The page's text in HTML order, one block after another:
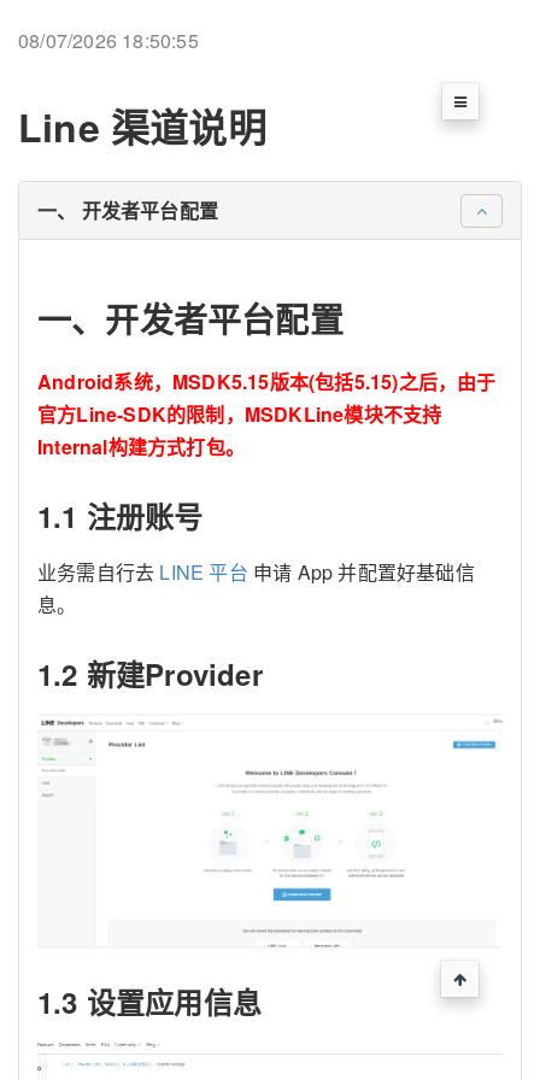
08/07/2026 18:50:55
Line 渠道说明
一、 开发者平台配置
一、开发者平台配置
Android系统，MSDK5.15版本(包括5.15)之后，由于
官方Line-SDK的限制，MSDKLine模块不支持
Internal构建方式打包。
1.1 注册账号
业务需自行去 LINE 平台 申请 App 并配置好基础信
息。
1.2 新建Provider
1.3 设置应用信息